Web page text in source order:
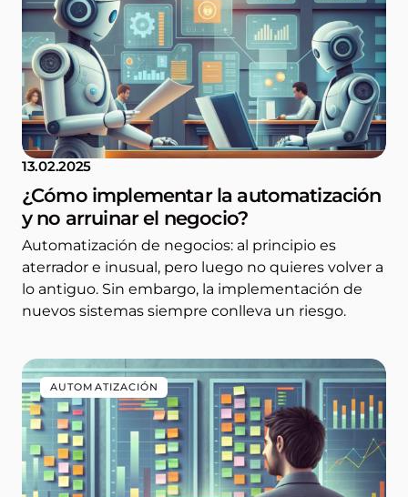
13.02.2025
¿Cómo implementar la automatización
y no arruinar el negocio?
Automatización de negocios: al principio es
aterrador e inusual, pero luego no quieres volver a
lo antiguo. Sin embargo, la implementación de
nuevos sistemas siempre conlleva un riesgo.
AUTOMATIZACIÓN